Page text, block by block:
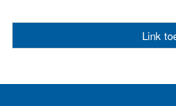
Link